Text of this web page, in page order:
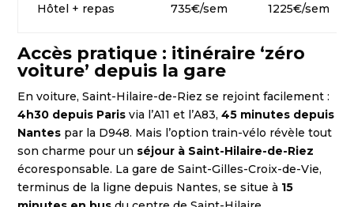
Hôtel + repas 735€/sem 1225€/sem
Accès pratique : itinéraire ‘zéro
voiture’ depuis la gare
En voiture, Saint-Hilaire-de-Riez se rejoint facilement :
4h30 depuis Paris via l’A11 et l’A83,45 minutes depuis
Nantes par la D948. Mais l’option train-vélo révèle tout
son charme pour un séjour à Saint-Hilaire-de-Riez
écoresponsable. La gare de Saint-Gilles-Croix-de-Vie,
terminus de la ligne depuis Nantes, se situe à 15